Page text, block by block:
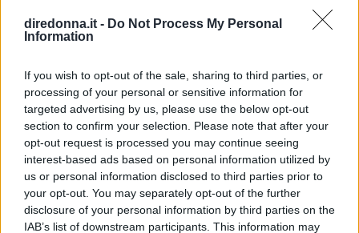
diredonna.it - Do Not Process My Personal
Information
If you wish to opt-out of the sale, sharing to third parties, or
processing of your personal or sensitive information for
targeted advertising by us, please use the below opt-out
section to confirm your selection. Please note that after your
opt-out request is processed you may continue seeing
interest-based ads based on personal information utilized by
us or personal information disclosed to third parties prior to
your opt-out. You may separately opt-out of the further
disclosure of your personal information by third parties on the
IAB’s list of downstream participants. This information may
ATTUALITÀ
11 frasi di Papa Leone XIV,
pronunciate quando era Robert
Francis Prevost
Chi è e cosa ha detto in passato Robert Francis Prevost,